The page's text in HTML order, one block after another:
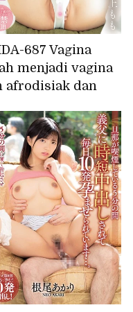
687 Vagina
menjadi vagina
afrodisiak dan
hampir celaka,
karena
Momo